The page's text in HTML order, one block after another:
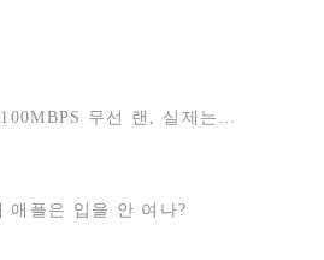
무선 랜, 실제는…
애플은 입을 안 여나?